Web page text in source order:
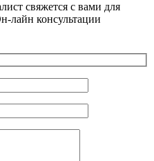
свяжется с вами для
лайн консультации